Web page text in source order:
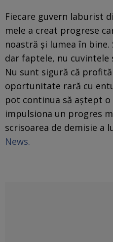
Fiecare guvern laburist
mele a creat progrese
noastră și lumea în
dar faptele, nu cuvintele
Nu sunt sigură că
oportunitate rară cu
pot continua să aștept
impulsiona un progres
scrisoarea de demisie a
News.